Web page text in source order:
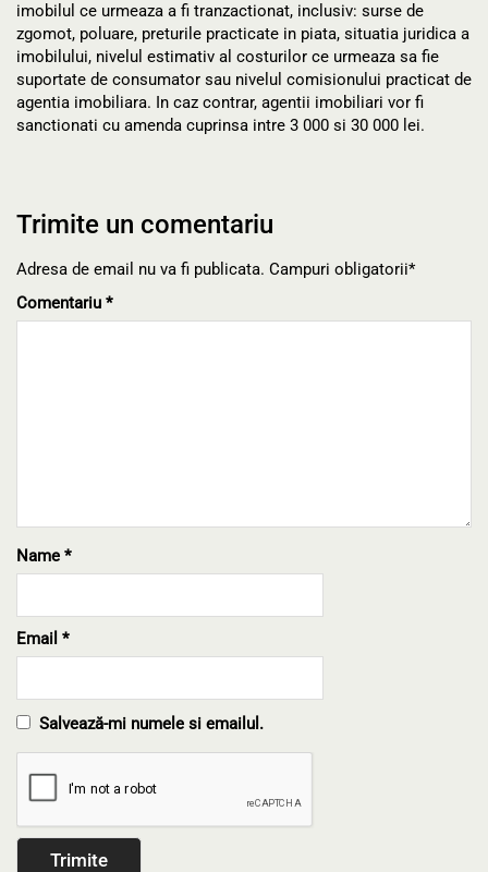
imobilul ce urmeaza a fi tranzactionat, inclusiv: surse de
zgomot, poluare, preturile practicate in piata, situatia juridica a
imobilului, nivelul estimativ al costurilor ce urmeaza sa fie
suportate de consumator sau nivelul comisionului practicat de
agentia imobiliara. In caz contrar, agentii imobiliari vor fi
sanctionati cu amenda cuprinsa intre 3 000 si 30 000 lei.
Trimite un comentariu
Adresa de email nu va fi publicata. Campuri obligatorii*
Comentariu *
Name *
Email *
Salvează-mi numele si emailul.